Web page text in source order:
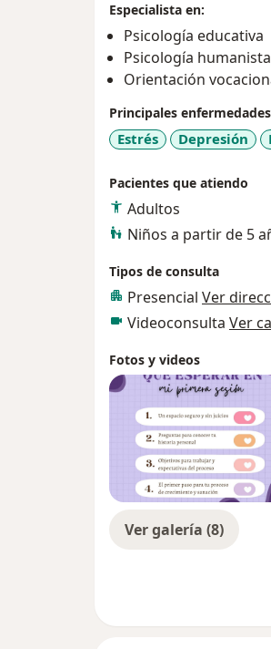
Especialista en:
Psicología educativa
Psicología humanista
Orientación
Principales
Estrés Depresión
Pacientes que atiendo
Adultos
Niños a partir de 5
Tipos de consulta
Presencial Ver
Videoconsulta Ver
Fotos y videos
Ver galería (8)